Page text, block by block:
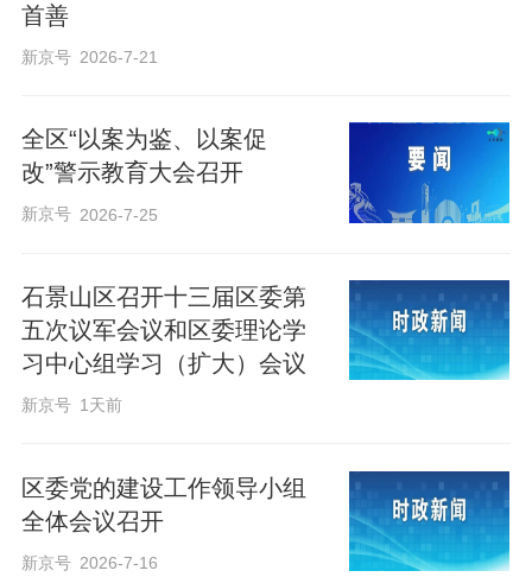
张强要求，要以实干实绩推动区域高质量
性特征，扎实推进“一区、五高地”建设。推
动科技创新和产业发展深度融合，强化国
家战略科技力量建设和协同，同步考虑科
产业发展一致性评估，以原创性颠覆性科
技创新培育壮大新兴支柱产业和未来产
业，以高质量科技供给推进现代化产业体
系建设，因地制宜发展新质生产力。加强
度和良好态势。深化群众身边不正之风和
腐败问题集中整治，用心用情做好民生工
作。统筹发展和安全，压实安全生产责
首善
新京号 2026-7-21
全区“以案为鉴、以案促
改”警示教育大会召开
新京号 2026-7-25
石景山区召开十三届区委第
五次议军会议和区委理论学
习中心组学习（扩大）会议
新京号 1天前
区委党的建设工作领导小组
全体会议召开
新京号 2026-7-16